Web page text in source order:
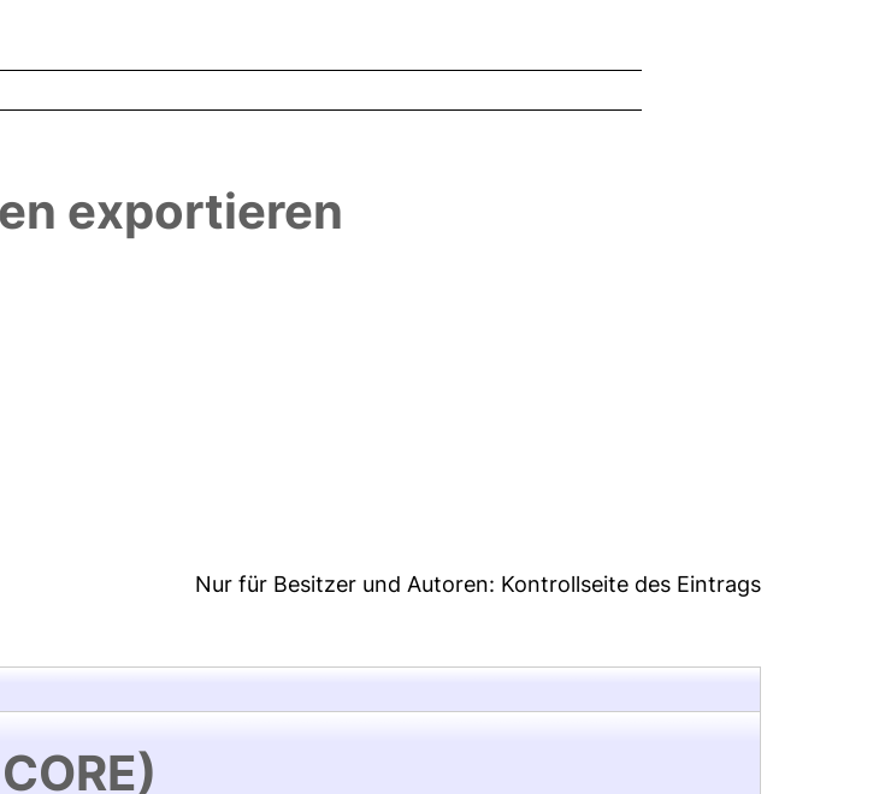
exportieren
Nur für Besitzer und Autoren: Kontrollseite des Eintrags